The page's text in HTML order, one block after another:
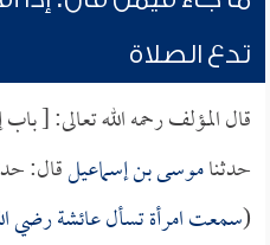
تدع الصلاة
قال المؤلف رحمه الله تعالى: [
حدثناموسى بن إسماعيلقال:
(سمعت امرأة تسألعائشةرضي